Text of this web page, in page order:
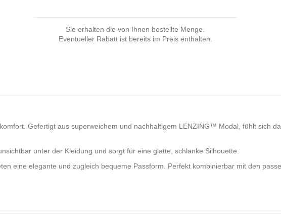
Sie erhalten die von Ihnen bestellte Menge.
Eventueller Rabatt ist bereits im Preis enthalten.
Gefertigt aus superweichem und nachhaltigem LENZING™ Modal, fühlt sich
unter der Kleidung und sorgt für eine glatte, schlanke Silhouette.
eine elegante und zugleich bequeme Passform. Perfekt kombinierbar mit den